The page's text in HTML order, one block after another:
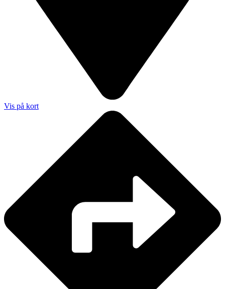
Vis på kort